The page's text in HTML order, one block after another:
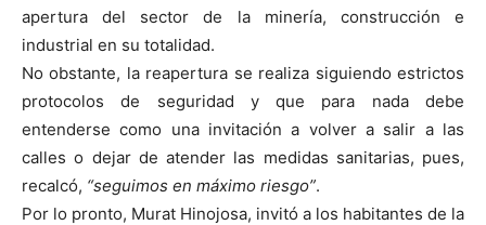
apertura del sector de la minería, construcción e
industrial en su totalidad.
No obstante, la reapertura se realiza siguiendo estrictos
protocolos de seguridad y que para nada debe
entenderse como una invitación a volver a salir a las
calles o dejar de atender las medidas sanitarias, pues,
recalcó, “seguimos en máximo riesgo”.
Por lo pronto, Murat Hinojosa, invitó a los habitantes de la